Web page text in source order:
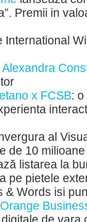
Premii in
International
Alexandra
x FCSB:
al
de 10
listarea la
pe pietele
& Words isi
Orange